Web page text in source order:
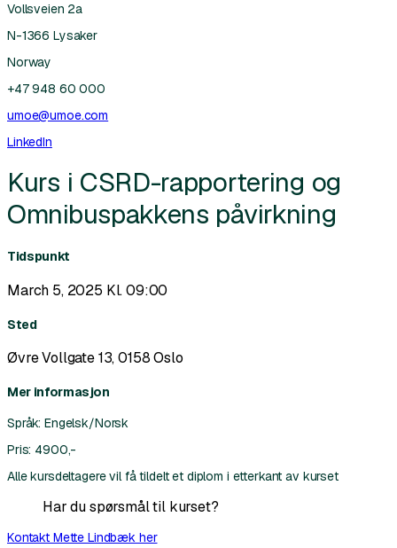
Vollsveien 2a
N-1366 Lysaker
Norway
+47 948 60 000
umoe@umoe.com
LinkedIn
Kurs i CSRD-rapportering og
Omnibuspakkens påvirkning
Tidspunkt
March 5, 2025 Kl.09:00
Sted
Øvre Vollgate 13, 0158 Oslo
Mer informasjon
Språk: Engelsk/Norsk
Pris: 4900,-
Alle kursdeltagere vil få tildelt et diplom i etterkant av kurset
Har du spørsmål til kurset?
Kontakt Mette Lindbæk her